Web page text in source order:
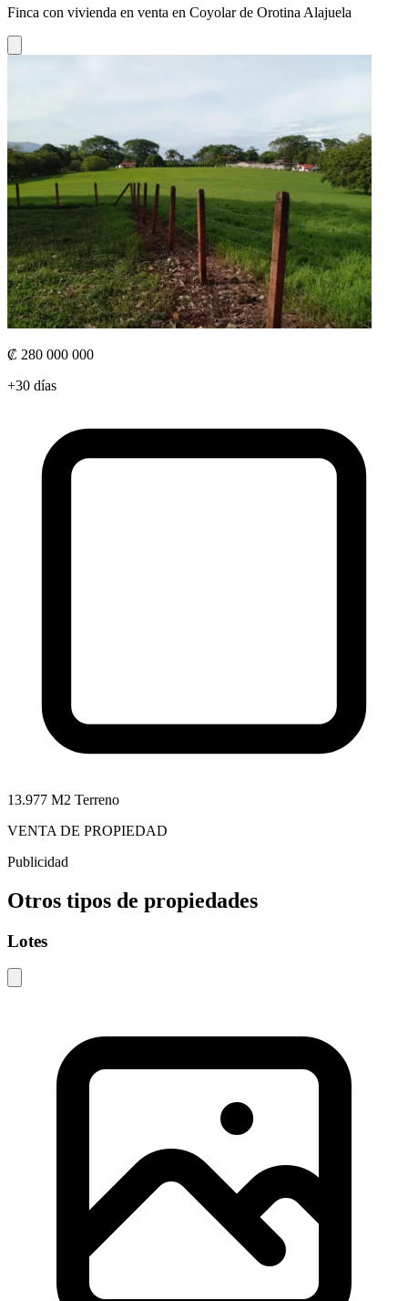
Finca con vivienda en venta en Coyolar de Orotina Alajuela
₡ 280 000 000
+30 días
13.977 M2 Terreno
VENTA DE PROPIEDAD
Publicidad
Otros tipos de propiedades
Lotes